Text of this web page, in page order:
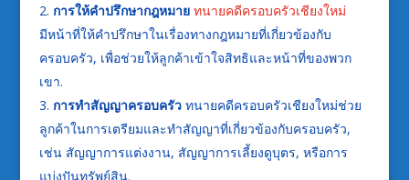
การให้คำปรึกษากฎหมาย ทนายคดีครอบครัวเชียงใหม่
มีหน้าที่ให้คำปรึกษาในเรื่องทางกฎหมายที่เกี่ยวข้องกับ
ครอบครัว, เพื่อช่วยให้ลูกค้าเข้าใจสิทธิและหน้าที่ของพวก
เขา.
การทำสัญญาครอบครัวทนายคดีครอบครัวเชียงใหม่ช่วย
ลูกค้าในการเตรียมและทำสัญญาที่เกี่ยวข้องกับครอบครัว,
เช่น สัญญาการแต่งงาน, สัญญาการเลี้ยงดูบุตร, หรือการ
แบ่งปันทรัพย์สิน.